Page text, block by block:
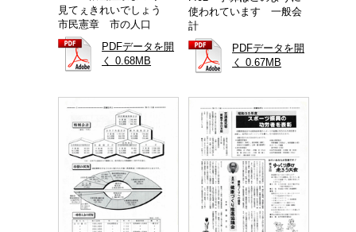
見てぇきれいでしょう
市民憲章 市の人口
PDFデータを開
く 0.68MB
使われています 一般会
計
PDFデータを開
く 0.67MB